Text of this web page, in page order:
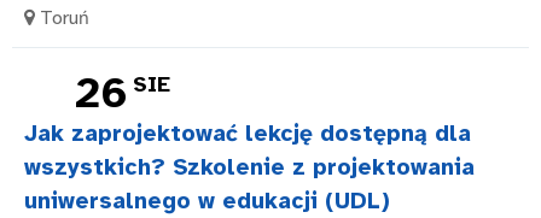
Toruń
26 SIE
Jak zaprojektować lekcję dostępną dla
wszystkich? Szkolenie z projektowania
uniwersalnego w edukacji (UDL)